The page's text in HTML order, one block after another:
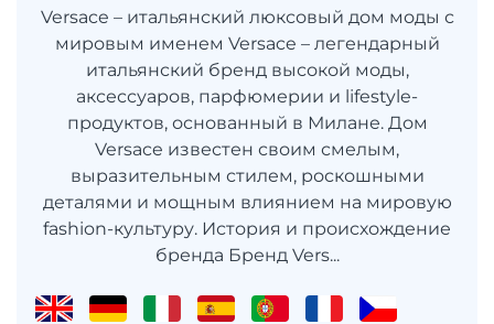
Versace – итальянский люксовый дом моды с
мировым именем Versace – легендарный
итальянский бренд высокой моды,
аксессуаров, парфюмерии и lifestyle-
продуктов, основанный в Милане. Дом
Versace известен своим смелым,
выразительным стилем, роскошными
деталями и мощным влиянием на мировую
fashion-культуру. История и происхождение
бренда Бренд Vers...